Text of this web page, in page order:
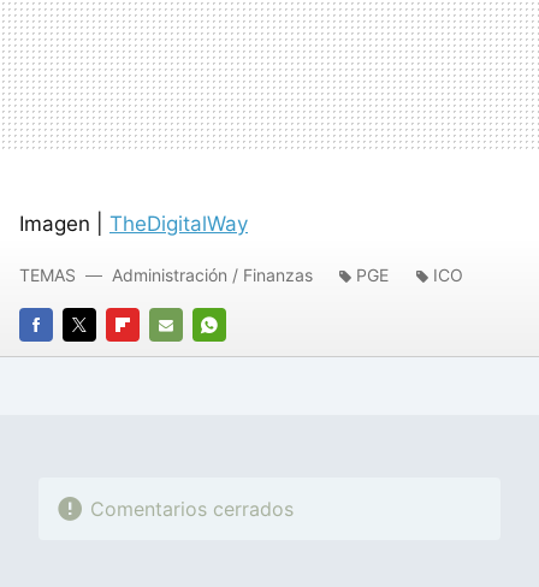
Imagen | TheDigitalWay
FACEBOOK
TWITTERFLIPBOARD
E-
WHATSAPP
TEMAS Administración / Finanzas PGE ICO
Comentarios cerrados